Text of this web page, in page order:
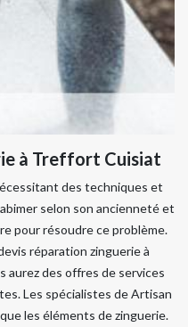
à Treffort Cuisiat
des techniques et
selon son ancienneté et
pour résoudre ce problème.
réparation zinguerie à
aurez des offres de services
Les spécialistes de Artisan
les éléments de zinguerie.